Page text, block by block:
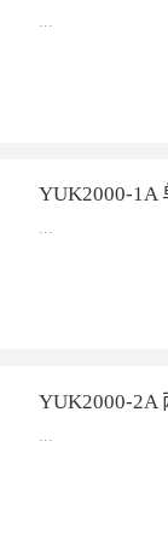
YUK2000-1A
...
YUK2000-2A
...